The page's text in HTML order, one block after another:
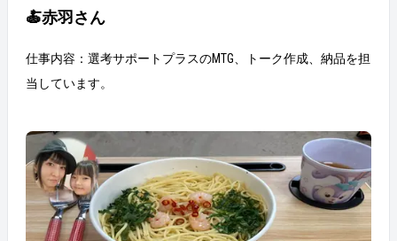
🍝赤羽さん
仕事内容：選考サポートプラスのMTG、トーク作成、納品を担
当しています。